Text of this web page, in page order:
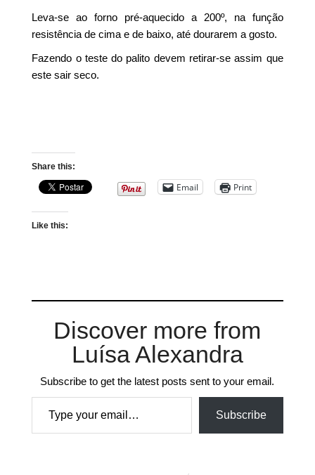
Leva-se ao forno pré-aquecido a 200º, na função
resistência de cima e de baixo, até dourarem a gosto.
Fazendo o teste do palito devem retirar-se assim que
este sair seco.
Share this:
Email Print
Like this:
Discover more from
Luísa Alexandra
Subscribe to get the latest posts sent to your email.
Type your email…
Subscribe